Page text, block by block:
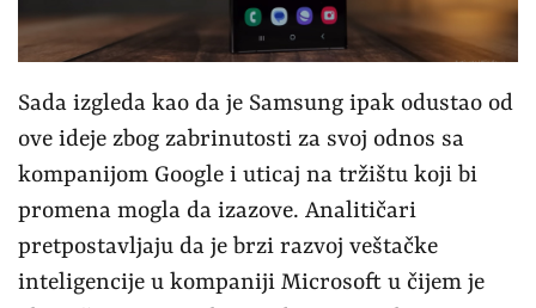
Sada izgleda kao da je Samsung ipak odustao od
ove ideje zbog zabrinutosti za svoj odnos sa
kompanijom Google i uticaj na tržištu koji bi
promena mogla da izazove. Analitičari
pretpostavljaju da je brzi razvoj veštačke
inteligencije u kompaniji Microsoft u čijem je